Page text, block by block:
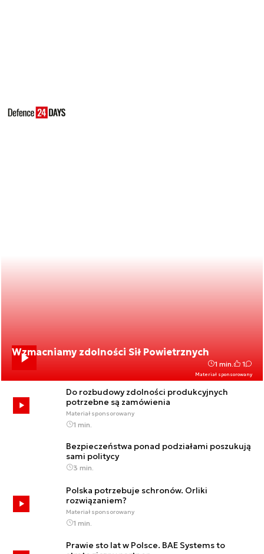
Wzmacniamy zdolności Sił Powietrznych
Materiał sponsorowany
1 min. 1
Do rozbudowy zdolności produkcyjnych
potrzebne są zamówienia
Materiał sponsorowany
1 min.
Bezpieczeństwa ponad podziałami poszukują
sami politycy
3 min.
Polska potrzebuje schronów. Orliki
rozwiązaniem?
Materiał sponsorowany
1 min.
Prawie sto lat w Polsce. BAE Systems to